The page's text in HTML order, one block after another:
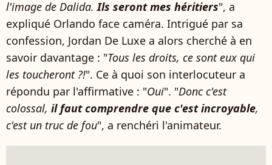
l'image de Dalida.Ils seront mes héritiers", a
expliqué Orlando face caméra. Intrigué par sa
confession, Jordan De Luxe a alors cherché à en
savoir davantage : "Tous les droits, ce sont eux qui
les toucheront ?!". Ce à quoi son interlocuteur a
répondu par l'affirmative : "Oui". "Donc c'est
colossal, il faut comprendre que c'est incroyable,
c'est un truc de fou", a renchéri l'animateur.